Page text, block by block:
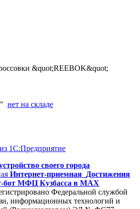
&quot;REEBOK&quot;
нет на складе
1С:Предприятие
своего города
Интернет-приемная Достижения
бот МФЦ Кузбасса в MAX
Федеральной службой
информационных технологий и